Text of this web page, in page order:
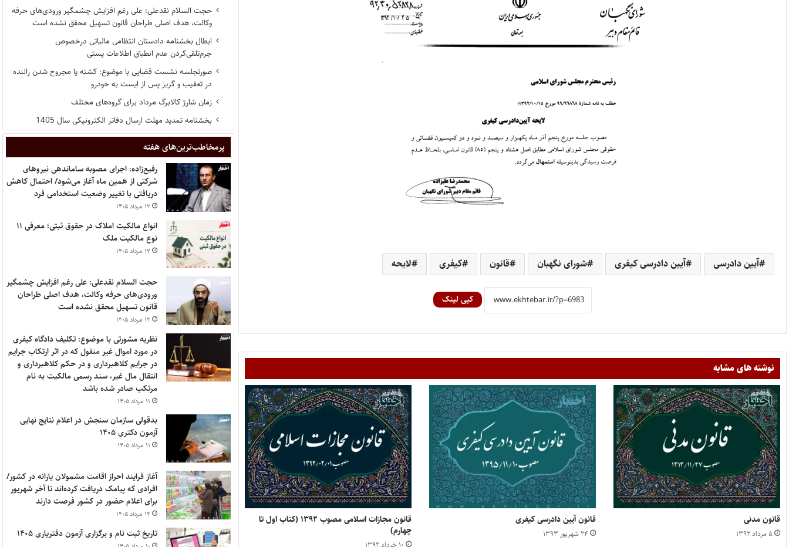
آیین دادرسی آیین دادرسی کیفری شورای نگهبان قانون کیفری لایحه
کپی لینک
نوشته های مشابه
قانون مدنی
۵ مرداد ۱۳۹۲
قانون آیین دادرسی کیفری
۲۴ شهریور ۱۳۹۳
قانون مجازات اسلامی مصوب ۱۳۹۲ (کتاب اول تا
چهارم)
حجت السلام نقدعلی: علی رغم افزایش چشمگیر ورودی‌های حرفه
وکالت، هدف اصلی طراحان قانون تسهیل محقق نشده است
ابطال بخشنامه دادستان انتظامی مالیاتی درخصوص
جرم‌تلقی‌کردن عدم انطباق اطلاعات پستی
صورتجلسه نشست قضایی با موضوع: کشته یا مجروح شدن راننده
در تعقیب و گریز پس از ایست به خودرو
زمان شارژ کالابرگ مرداد برای گروه‌های مختلف
بخشنامه تمدید مهلت ارسال دفاتر الکترونیکی سال 1405
پر‌مخاطب‌ترین‌های هفته
رفیع‌زاده: اجرای مصوبه ساماندهی نیروهای
شرکتی از همین ماه آغاز می‌شود/ احتمال کاهش
دریافتی با تغییر وضعیت استخدامی فرد
۱۲ مرداد ۱۴۰۵
انواع مالکیت املاک در حقوق ثبتی؛ معرفی ۱۱
نوع مالکیت ملک
۱۲ مرداد ۱۴۰۵
حجت السلام نقدعلی: علی رغم افزایش چشمگیر
ورودی‌های حرفه وکالت، هدف اصلی طراحان
قانون تسهیل محقق نشده است
۱۴ مرداد ۱۴۰۵
نظریه مشورتی با موضوع: تکلیف دادگاه کیفری
در مورد اموال غیر منقول که در اثر ارتکاب جرایم
در جرایم کلاهبرداری و در حکم کلاهبرداری و
انتقال مال غیر، سند رسمی مالکیت به نام
مرتکب صادر شده باشد
۱۱ مرداد ۱۴۰۵
بدقولی سازمان سنجش در اعلام نتایج نهایی
آزمون دکتری ۱۴۰۵
۱۱ مرداد ۱۴۰۵
آغاز فرایند احراز اقامت مشمولان یارانه در کشور/
افرادی که پیامک دریافت کرده‌اند تا آخر شهریور
برای اعلام حضور در کشور فرصت دارند
۱۴ مرداد ۱۴۰۵
تاریخ ثبت نام و برگزاری آزمون دفتریاری ۱۴۰۵